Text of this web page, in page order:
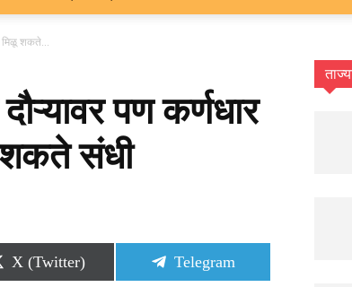
मिळू शकते...
पण कर्णधार
शकते संधी
Share
on
X (Twitter)
Share
on
Telegram